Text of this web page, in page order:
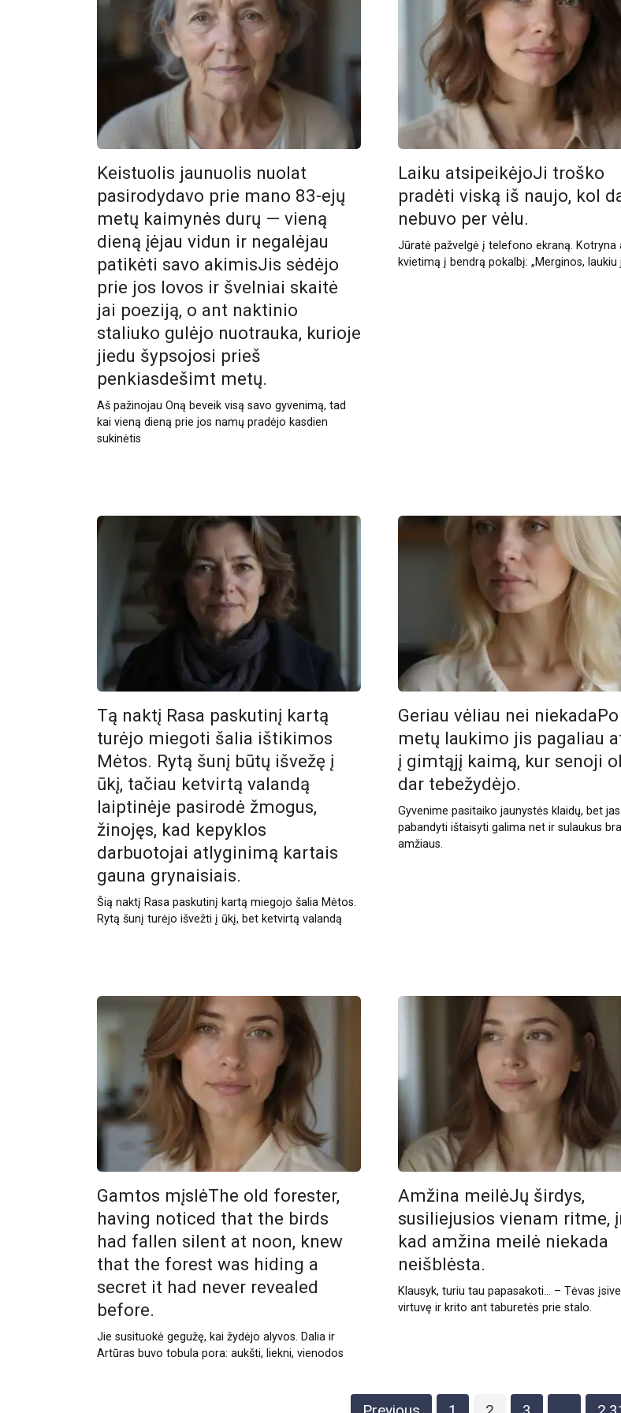
Keistuolis jaunuolis nuolat
pasirodydavo prie mano 83-ejų
metų kaimynės durų — vieną
dieną įėjau vidun ir negalėjau
patikėti savo akimisJis sėdėjo
prie jos lovos ir švelniai skaitė
jai poeziją, o ant naktinio
staliuko gulėjo nuotrauka, kurioje
jiedu šypsojosi prieš
penkiasdešimt metų.
Aš pažinojau Oną beveik visą savo gyvenimą, tad
kai vieną dieną prie jos namų pradėjo kasdien
sukinėtis
Laiku atsipeikėjoJi troško
pradėti viską iš naujo, kol
nebuvo per vėlu.
Jūratė pažvelgė į telefono ekraną. Kotryna
kvietimą į bendrą pokalbį: „Merginos, laukiu
Tą naktį Rasa paskutinį kartą
turėjo miegoti šalia ištikimos
Mėtos. Rytą šunį būtų išvežę į
ūkį, tačiau ketvirtą valandą
laiptinėje pasirodė žmogus,
žinojęs, kad kepyklos
darbuotojai atlyginimą kartais
gauna grynaisiais.
Šią naktį Rasa paskutinį kartą miegojo šalia Mėtos.
Rytą šunį turėjo išvežti į ūkį, bet ketvirtą valandą
Geriau vėliau nei
metų laukimo jis pagaliau
į gimtąjį kaimą, kur senoji
dar tebežydėjo.
Gyvenime pasitaiko jaunystės klaidų, bet jas
pabandyti ištaisyti galima net ir sulaukus
amžiaus.
Gamtos mįslėThe old forester,
having noticed that the birds
had fallen silent at noon, knew
that the forest was hiding a
secret it had never revealed
before.
Jie susituokė gegužę, kai žydėjo alyvos. Dalia ir
Artūras buvo tobula pora: aukšti, liekni, vienodos
Amžina meilėJų širdys,
susiliejusios vienam ritme,
kad amžina meilė niekada
neišblėsta.
Klausyk, turiu tau papasakoti… – Tėvas
virtuvę ir krito ant taburetės prie stalo.